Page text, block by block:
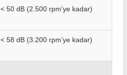
< 50 dB (2.500 rpm’ye kadar)
< 58 dB (3.200 rpm’ye kadar)